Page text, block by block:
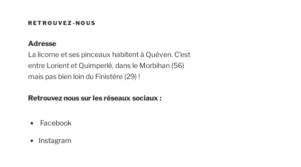
RETROUVEZ-NOUS
Adresse
La licorne et ses pinceaux habitent à Quéven. C’est
entre Lorient et Quimperlé, dans le Morbihan (56)
mais pas bien loin du Finistère (29) !
Retrouvez nous sur les réseaux sociaux :
Facebook
Instagram